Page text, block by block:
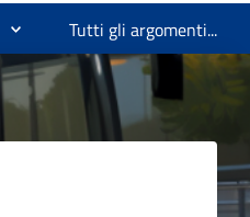
Tutti gli argomenti...